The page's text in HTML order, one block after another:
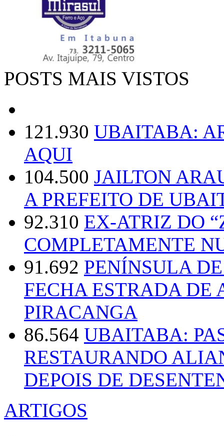
POSTS MAIS VISTOS
121.930 UBAITABA:
AQUI
104.500 JAILTON
A PREFEITO DE
92.310 EX-ATRIZ DO
COMPLETAMENTE
91.692 PENÍNSULA
FECHA ESTRADA DE
PIRACANGA
86.564 UBAITABA:
RESTAURANDO
DEPOIS DE
ARTIGOS